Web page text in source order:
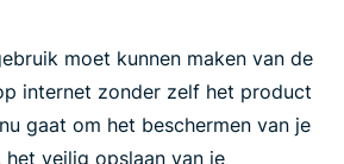
moet kunnen maken van de
internet zonder zelf het product
gaat om het beschermen van je
veilig opslaan van je